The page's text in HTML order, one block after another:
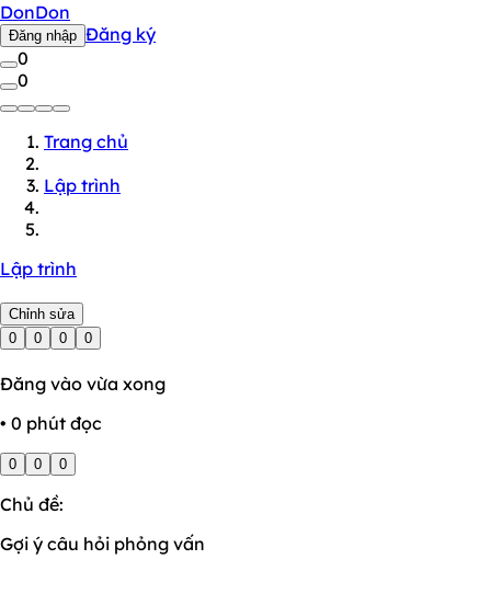
DonDon
Đăng nhập Đăng ký
0
0
Trang chủ
Lập trình
Lập trình
Chỉnh sửa
0
0 0 0
Đăng vào vừa xong
• 0 phút đọc
0 0 0
Chủ đề:
Gợi ý câu hỏi phỏng vấn